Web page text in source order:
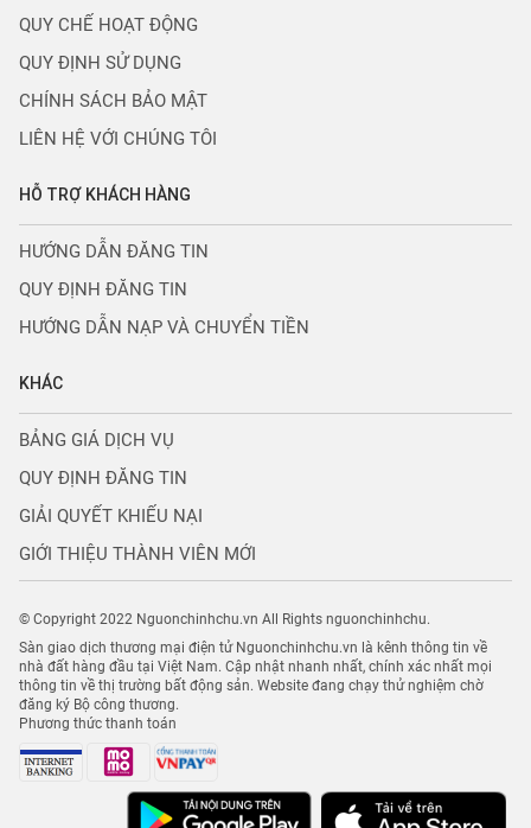
QUY CHẾ HOẠT ĐỘNG
QUY ĐỊNH SỬ DỤNG
CHÍNH SÁCH BẢO MẬT
LIÊN HỆ VỚI CHÚNG TÔI
HỖ TRỢ KHÁCH HÀNG
HƯỚNG DẪN ĐĂNG TIN
QUY ĐỊNH ĐĂNG TIN
HƯỚNG DẪN NẠP VÀ CHUYỂN TIỀN
KHÁC
BẢNG GIÁ DỊCH VỤ
QUY ĐỊNH ĐĂNG TIN
GIẢI QUYẾT KHIẾU NẠI
GIỚI THIỆU THÀNH VIÊN MỚI
© Copyright 2022 Nguonchinhchu.vn All Rights nguonchinhchu.
Sàn giao dịch thương mại điện tử Nguonchinhchu.vn là kênh thông tin về
nhà đất hàng đầu tại Việt Nam. Cập nhật nhanh nhất, chính xác nhất mọi
thông tin về thị trường bất động sản. Website đang chạy thử nghiệm chờ
đăng ký Bộ công thương.
Phương thức thanh toán